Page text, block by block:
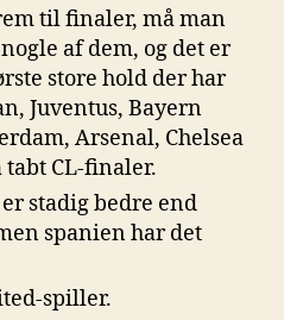
til finaler, må man
af dem, og det er
store hold der har
Juventus, Bayern
Arsenal, Chelsea
tabt CL-finaler.
stadig bedre end
spanien har det
spiller.